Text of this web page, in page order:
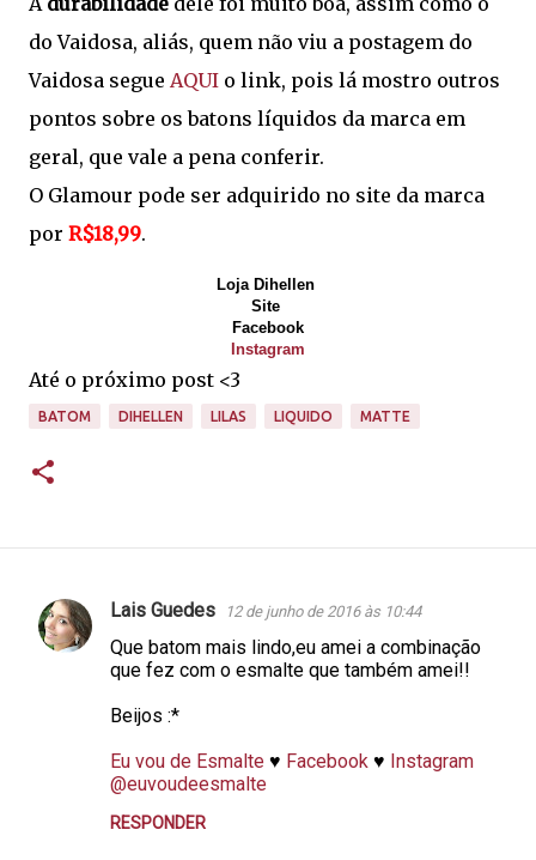
do Vaidosa, aliás, quem não viu a postagem do
Vaidosa segue AQUI o link, pois lá mostro outros
pontos sobre os batons líquidos da marca em
geral, que vale a pena conferir.
O Glamour pode ser adquirido no site da marca
por R$18,99.
Loja Dihellen
Site
Facebook
Instagram
Até o próximo post <3
BATOM DIHELLEN LILAS LIQUIDO MATTE
C
Lais Guedes 12 de junho de 2016 às 10:44
Que batom mais lindo,eu amei a combinação
que fez com o esmalte que também amei!!
Beijos :*
Eu vou de Esmalte ♥ Facebook ♥ Instagram
@euvoudeesmalte
RESPONDER